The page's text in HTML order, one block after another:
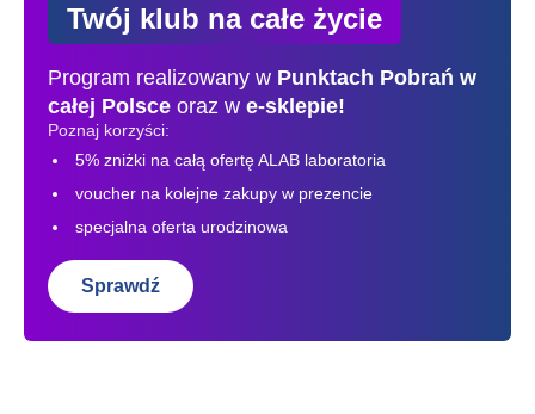
Twój klub na całe życie
Program realizowany w Punktach Pobrań w
całej Polsce oraz w e-sklepie!
Poznaj korzyści:
5% zniżki na całą ofertę ALAB laboratoria
voucher na kolejne zakupy w prezencie
specjalna oferta urodzinowa
Sprawdź